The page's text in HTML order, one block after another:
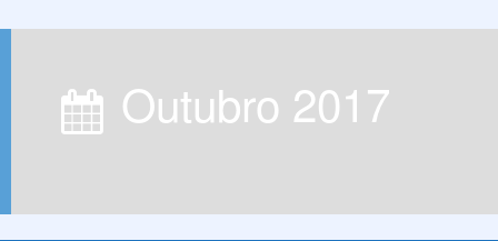
outubro 2017